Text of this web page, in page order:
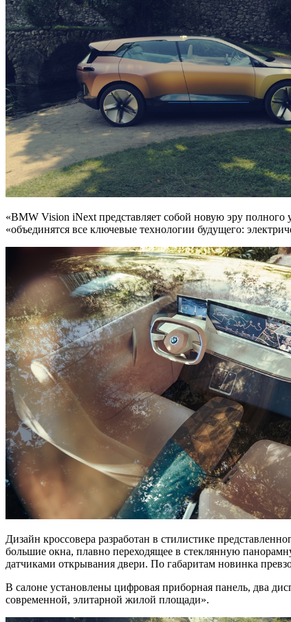
«BMW Vision iNext представляет собой новую эру
«объединятся все ключевые технологии будущего:
Дизайн кроссовера разработан в стилистике
большие окна, плавно переходящее в стеклянную
датчиками открывания двери. По габаритам новинка
В салоне установлены цифровая приборная панель, два
современной, элитарной жилой площади».